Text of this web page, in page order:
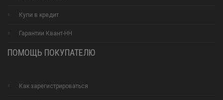
Купи в кредит
Гарантии Квант-НН
ПОМОЩЬ ПОКУПАТЕЛЮ
Как зарегистрироваться